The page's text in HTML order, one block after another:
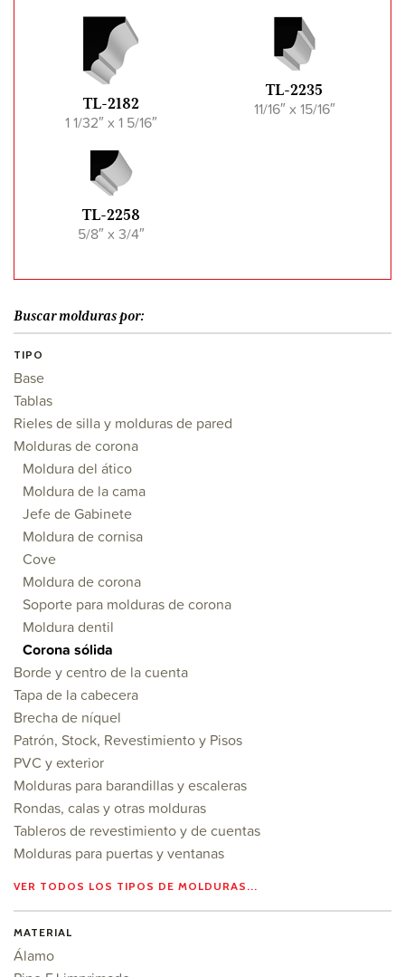
TL-2182
1 1/32″ x 1 5/16″
TL-2235
11/16″ x 15/16″
TL-2258
5/8″ x 3/4″
Buscar molduras por:
TIPO
Base
Tablas
Rieles de silla y molduras de pared
Molduras de corona
Moldura del ático
Moldura de la cama
Jefe de Gabinete
Moldura de cornisa
Cove
Moldura de corona
Soporte para molduras de corona
Moldura dentil
Corona sólida
Borde y centro de la cuenta
Tapa de la cabecera
Brecha de níquel
Patrón, Stock, Revestimiento y Pisos
PVC y exterior
Molduras para barandillas y escaleras
Rondas, calas y otras molduras
Tableros de revestimiento y de cuentas
Molduras para puertas y ventanas
VER TODOS LOS TIPOS DE MOLDURAS...
MATERIAL
Álamo